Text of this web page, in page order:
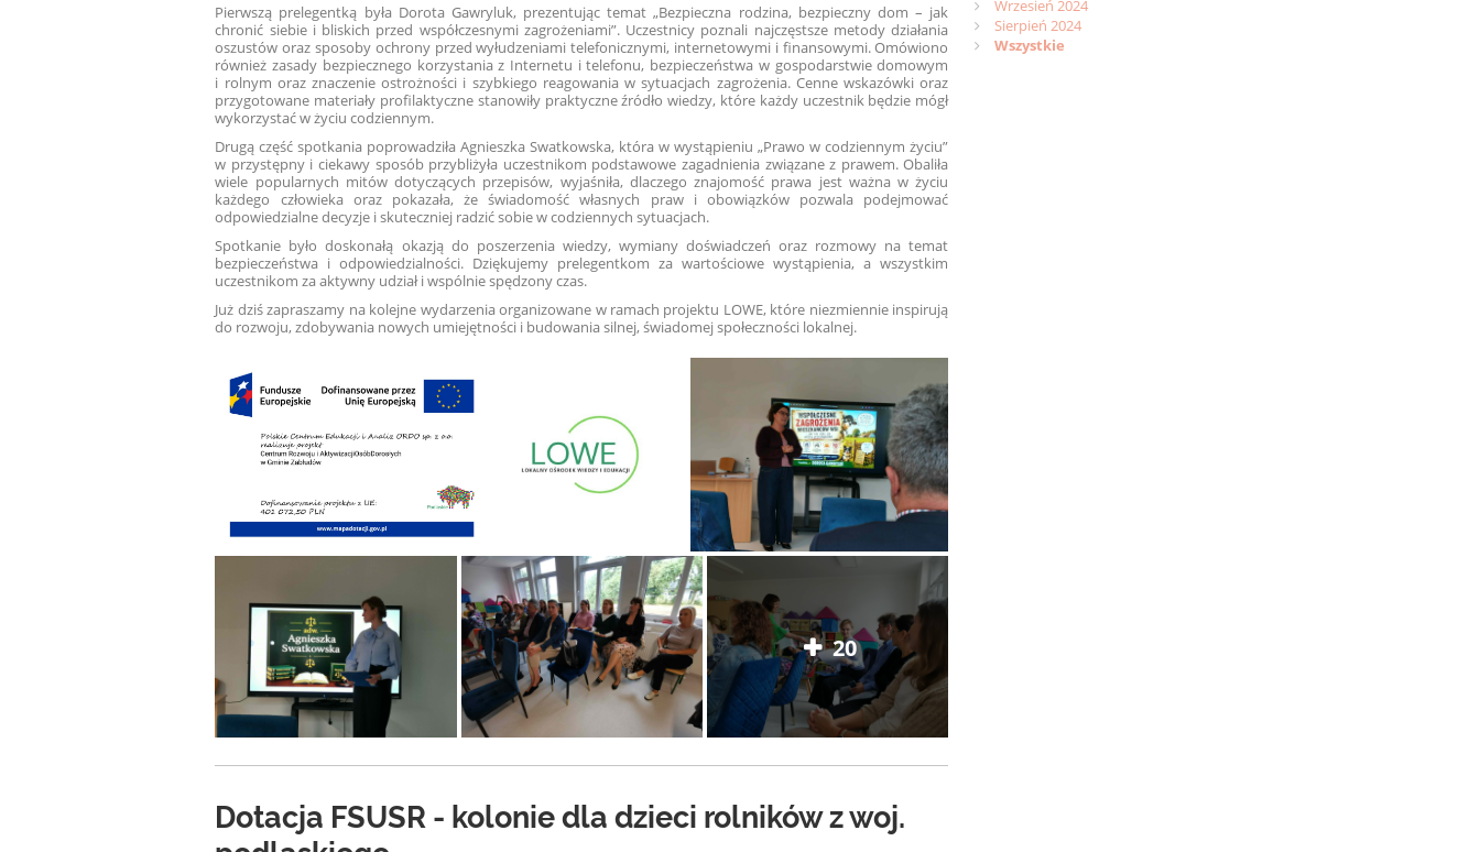
Pierwszą prelegentką była Dorota Gawryluk, prezentując temat „Bezpieczna rodzina, bezpieczny dom – jak
chronić siebie i bliskich przed współczesnymi zagrożeniami”. Uczestnicy poznali najczęstsze metody działania
oszustów oraz sposoby ochrony przed wyłudzeniami telefonicznymi, internetowymi i finansowymi. Omówiono
również zasady bezpiecznego korzystania z Internetu i telefonu, bezpieczeństwa w gospodarstwie domowym
i rolnym oraz znaczenie ostrożności i szybkiego reagowania w sytuacjach zagrożenia. Cenne wskazówki oraz
przygotowane materiały profilaktyczne stanowiły praktyczne źródło wiedzy, które każdy uczestnik będzie mógł
wykorzystać w życiu codziennym.
Drugą część spotkania poprowadziła Agnieszka Swatkowska, która w wystąpieniu „Prawo w codziennym życiu”
w przystępny i ciekawy sposób przybliżyła uczestnikom podstawowe zagadnienia związane z prawem. Obaliła
wiele popularnych mitów dotyczących przepisów, wyjaśniła, dlaczego znajomość prawa jest ważna w życiu
każdego człowieka oraz pokazała, że świadomość własnych praw i obowiązków pozwala podejmować
odpowiedzialne decyzje i skuteczniej radzić sobie w codziennych sytuacjach.
Spotkanie było doskonałą okazją do poszerzenia wiedzy, wymiany doświadczeń oraz rozmowy na temat
bezpieczeństwa i odpowiedzialności. Dziękujemy prelegentkom za wartościowe wystąpienia, a wszystkim
uczestnikom za aktywny udział i wspólnie spędzony czas.
Już dziś zapraszamy na kolejne wydarzenia organizowane w ramach projektu LOWE, które niezmiennie inspirują
do rozwoju, zdobywania nowych umiejętności i budowania silnej, świadomej społeczności lokalnej.
20
Dotacja FSUSR - kolonie dla dzieci rolników z woj.
Wrzesień 2024
Sierpień 2024
Wszystkie